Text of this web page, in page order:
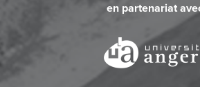
en partenariat